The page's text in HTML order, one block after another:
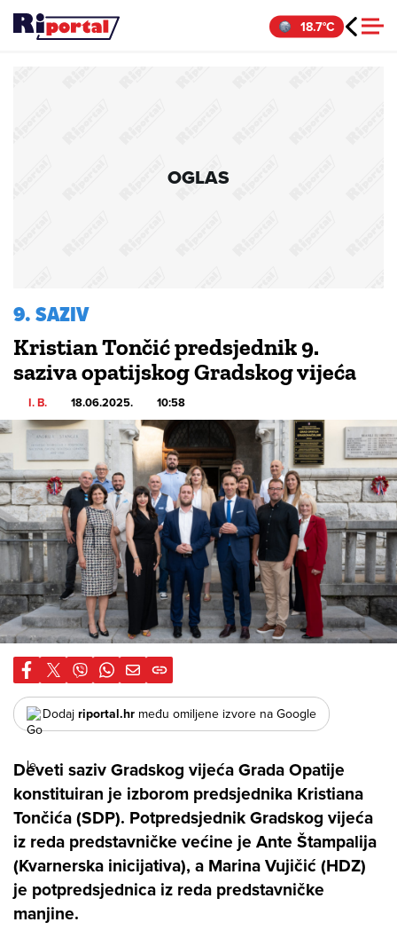
Skip
18.7°C
OGLAS
9. SAZIV
Kristian Tončić predsjednik 9.
saziva opatijskog Gradskog vijeća
I. B. 18.06.2025. 10:58
Dodaj riportal.hr među omiljene izvore na Google
Deveti saziv Gradskog vijeća Grada Opatije
konstituiran je izborom predsjednika Kristiana
Tončića (SDP). Potpredsjednik Gradskog vijeća
iz reda predstavničke većine je Ante Štampalija
(Kvarnerska inicijativa), a Marina Vujičić (HDZ)
je potpredsjednica iz reda predstavničke
manjine.